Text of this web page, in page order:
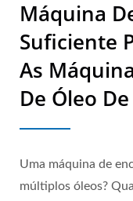
Máquina
Suficiente
As
De Óleo
Uma máquina de
múltiplos óleos?